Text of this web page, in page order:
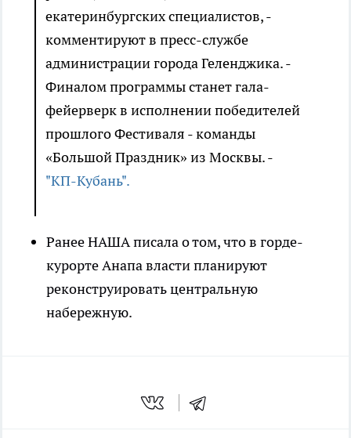
екатеринбургских специалистов, -
комментируют в пресс-службе
администрации города Геленджика. -
Финалом программы станет гала-
фейерверк в исполнении победителей
прошлого Фестиваля - команды
«Большой Праздник» из Москвы. -
"КП-Кубань".
Ранее НАША писала о том, что в горде-
курорте Анапа власти планируют
реконструировать центральную
набережную.